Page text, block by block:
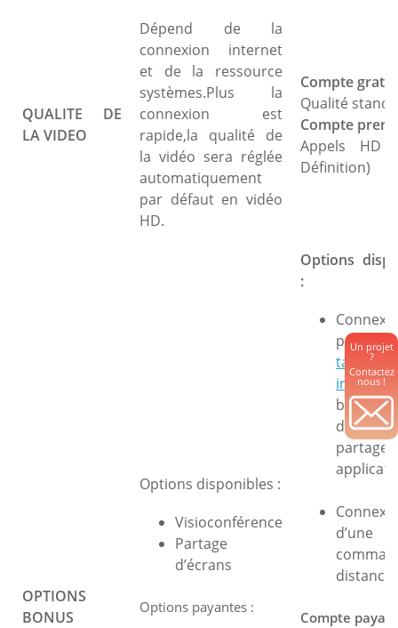
Un projet
?
Contactez
nous !
QUALITE DE
LA VIDEO
Dépend de la
connexion internet
et de la ressource
systèmes.Plus la
connexion est
rapide,la qualité de
la vidéo sera réglée
automatiquement
par défaut en vidéo
HD.
Compte
Qualité
Compte
Appels HD
Définition)
OPTIONS
BONUS
Options disponibles :
Visioconférence
Partage
d’écrans
Options payantes :
Options
:
tableau
interactif
bureau,
partager,
d’une
distance
Compte